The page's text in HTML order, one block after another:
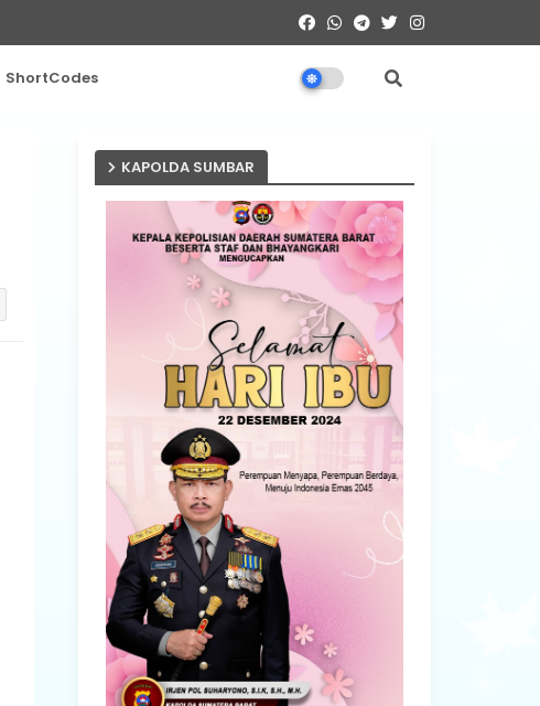
ShortCodes
KAPOLDA SUMBAR